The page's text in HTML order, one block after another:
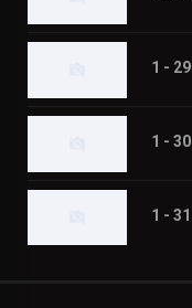
1 - 29
1 - 30
1 - 31